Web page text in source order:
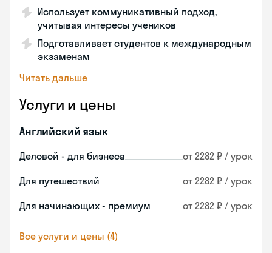
Использует коммуникативный подход,
учитывая интересы учеников
Подготавливает студентов к международным
экзаменам
Читать дальше
Услуги и цены
Английский язык
Деловой - для бизнеса от 2282 ₽ / урок
Для путешествий от 2282 ₽ / урок
Для начинающих - премиум от 2282 ₽ / урок
Все услуги и цены (4)